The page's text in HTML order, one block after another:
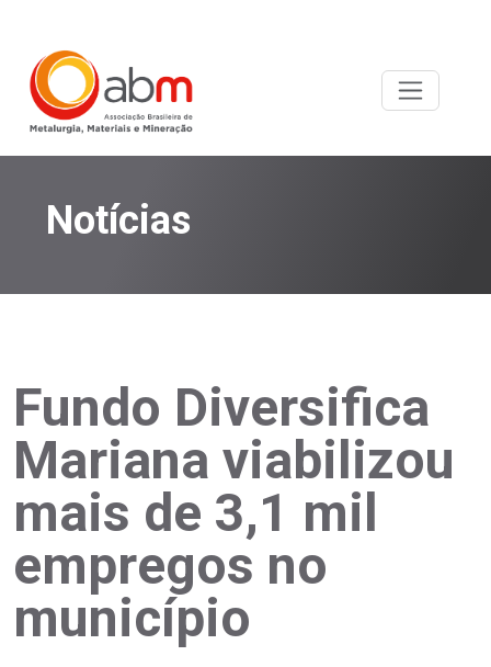
Notícias
Fundo Diversifica
Mariana viabilizou
mais de 3,1 mil
empregos no
município